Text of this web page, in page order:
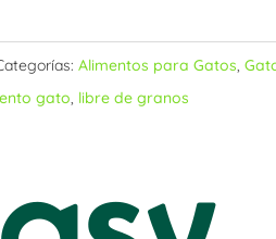
Alimentos para Gatos,
gato, libre de granos